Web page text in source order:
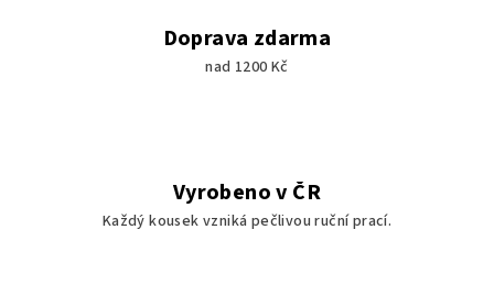
Doprava zdarma
nad 1200 Kč
Vyrobeno v ČR
Každý kousek vzniká pečlivou ruční prací.